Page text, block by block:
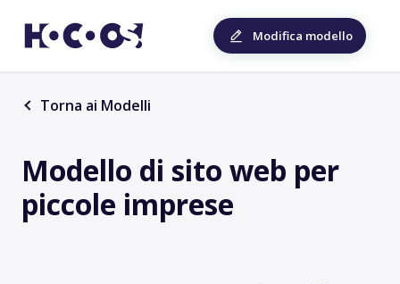
Modifica modello
Torna ai Modelli
Modello di sito web per
piccole imprese